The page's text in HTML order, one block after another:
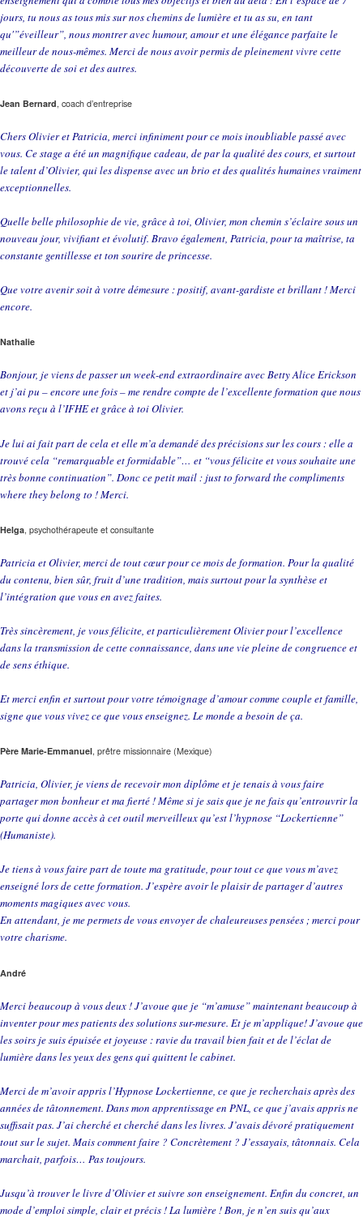
jours, tu nous as tous mis sur nos chemins de lumière et tu as su, en tant
qu'”éveilleur”, nous montrer avec humour, amour et une élégance parfaite le
meilleur de nous-mêmes. Merci de nous avoir permis de pleinement vivre cette
découverte de soi et des autres.
Jean Bernard, coach d’entreprise
Chers Olivier et Patricia, merci infiniment pour ce mois inoubliable passé avec
vous. Ce stage a été un magnifique cadeau, de par la qualité des cours, et surtout
le talent d’Olivier, qui les dispense avec un brio et des qualités humaines vraiment
exceptionnelles.
Quelle belle philosophie de vie, grâce à toi, Olivier, mon chemin s’éclaire sous un
nouveau jour, vivifiant et évolutif. Bravo également, Patricia, pour ta maîtrise, ta
constante gentillesse et ton sourire de princesse.
Que votre avenir soit à votre démesure : positif, avant-gardiste et brillant ! Merci
encore.
Nathalie
Bonjour, je viens de passer un week-end extraordinaire avec Betty Alice Erickson
et j’ai pu – encore une fois – me rendre compte de l’excellente formation que nous
avons reçu à l’IFHE et grâce à toi Olivier.
Je lui ai fait part de cela et elle m’a demandé des précisions sur les cours : elle a
trouvé cela “remarquable et formidable”… et “vous félicite et vous souhaite une
très bonne continuation”. Donc ce petit mail : just to forward the compliments
where they belong to ! Merci.
Helga, psychothérapeute et consultante
Patricia et Olivier, merci de tout cœur pour ce mois de formation. Pour la qualité
du contenu, bien sûr, fruit d’une tradition, mais surtout pour la synthèse et
l’intégration que vous en avez faites.
Très sincèrement, je vous félicite, et particulièrement Olivier pour l’excellence
dans la transmission de cette connaissance, dans une vie pleine de congruence et
de sens éthique.
Et merci enfin et surtout pour votre témoignage d’amour comme couple et famille,
signe que vous vivez ce que vous enseignez. Le monde a besoin de ça.
Père Marie-Emmanuel, prêtre missionnaire (Mexique)
Patricia, Olivier, je viens de recevoir mon diplôme et je tenais à vous faire
partager mon bonheur et ma fierté ! Même si je sais que je ne fais qu’entrouvrir la
porte qui donne accès à cet outil merveilleux qu’est l’hypnose “Lockertienne”
(Humaniste).
Je tiens à vous faire part de toute ma gratitude, pour tout ce que vous m’avez
enseigné lors de cette formation. J’espère avoir le plaisir de partager d’autres
moments magiques avec vous.
En attendant, je me permets de vous envoyer de chaleureuses pensées ; merci pour
votre charisme.
André
Merci beaucoup à vous deux ! J’avoue que je “m’amuse” maintenant beaucoup à
inventer pour mes patients des solutions sur-mesure. Et je m’applique! J’avoue que
les soirs je suis épuisée et joyeuse : ravie du travail bien fait et de l’éclat de
lumière dans les yeux des gens qui quittent le cabinet.
Merci de m’avoir appris l’Hypnose Lockertienne, ce que je recherchais après des
années de tâtonnement. Dans mon apprentissage en PNL, ce que j’avais appris ne
suffisait pas. J’ai cherché et cherché dans les livres. J’avais dévoré pratiquement
tout sur le sujet. Mais comment faire ? Concrètement ? J’essayais, tâtonnais. Cela
marchait, parfois… Pas toujours.
Jusqu’à trouver le livre d’Olivier et suivre son enseignement. Enfin du concret, un
mode d’emploi simple, clair et précis ! La lumière ! Bon, je n’en suis qu’aux